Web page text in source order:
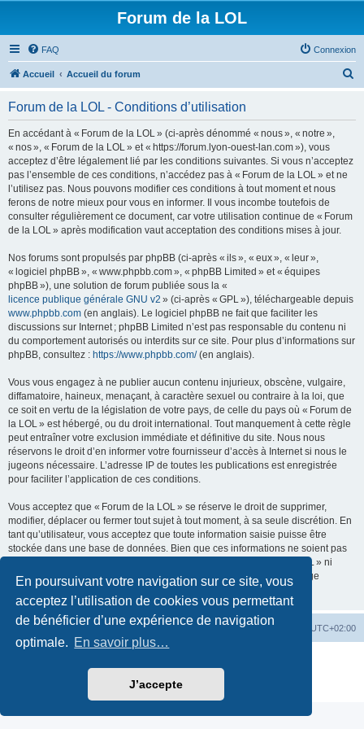
En poursuivant votre navigation sur ce site, vous
acceptez l’utilisation de cookies vous permettant
de bénéficier d’une expérience de navigation
optimale. En savoir plus…
J’accepte
Forum de la LOL
FAQ Connexion
Accueil Accueil du forum
Forum de la LOL - Conditions d’utilisation
En accédant à « Forum de la LOL » (ci-après dénommé « nous », « notre »,
« nos », « Forum de la LOL » et « https://forum.lyon-ouest-lan.com »), vous
acceptez d’être légalement lié par les conditions suivantes. Si vous n’acceptez
pas l’ensemble de ces conditions, n’accédez pas à « Forum de la LOL » et ne
l’utilisez pas. Nous pouvons modifier ces conditions à tout moment et nous
ferons de notre mieux pour vous en informer. Il vous incombe toutefois de
consulter régulièrement ce document, car votre utilisation continue de « Forum
de la LOL » après modification vaut acceptation des conditions mises à jour.
Nos forums sont propulsés par phpBB (ci-après « ils », « eux », « leur »,
« logiciel phpBB », « www.phpbb.com », « phpBB Limited » et « équipes
phpBB »), une solution de forum publiée sous la «
licence publique générale GNU v2 » (ci-après « GPL »), téléchargeable depuis
www.phpbb.com (en anglais). Le logiciel phpBB ne fait que faciliter les
discussions sur Internet ; phpBB Limited n’est pas responsable du contenu ni
du comportement autorisés ou interdits sur ce site. Pour plus d’informations sur
phpBB, consultez : https://www.phpbb.com/(en anglais).
Vous vous engagez à ne publier aucun contenu injurieux, obscène, vulgaire,
diffamatoire, haineux, menaçant, à caractère sexuel ou contraire à la loi, que
ce soit en vertu de la législation de votre pays, de celle du pays où « Forum de
la LOL » est hébergé, ou du droit international. Tout manquement à cette règle
peut entraîner votre exclusion immédiate et définitive du site. Nous nous
réservons le droit d’en informer votre fournisseur d’accès à Internet si nous le
jugeons nécessaire. L’adresse IP de toutes les publications est enregistrée
pour faciliter l’application de ces conditions.
Vous acceptez que « Forum de la LOL » se réserve le droit de supprimer,
modifier, déplacer ou fermer tout sujet à tout moment, à sa seule discrétion. En
tant qu’utilisateur, vous acceptez que toute information saisie puisse être
stockée dans une base de données. Bien que ces informations ne soient pas
divulguées à des tiers sans votre consentement, ni « Forum de la LOL » ni
phpBB ne peuvent être tenus responsables d’une tentative de piratage
susceptible d’entraîner la compromission des données.
Accueil Accueil du forum Fuseau horaire sur UTC+02:00
©
Confidentialité